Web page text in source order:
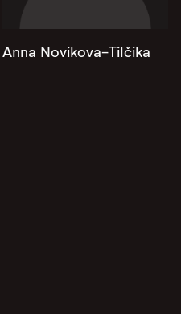
Anna Novikova-Tilčika